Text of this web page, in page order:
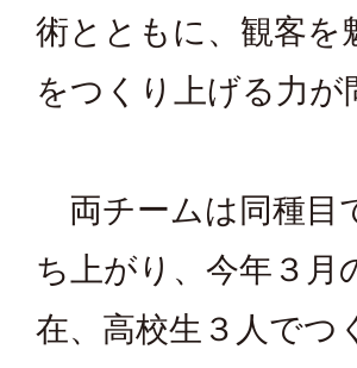
術とともに、観客を
をつくり上げる力
両チームは同種目
ち上がり、今年３月
在、高校生３人でつ